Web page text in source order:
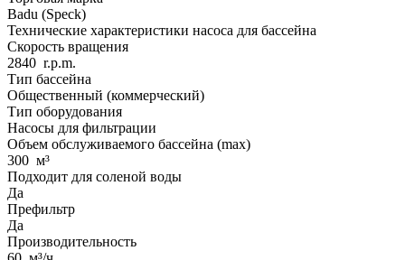
Badu (Speck)
Технические характеристики насоса для бассейна
Скорость вращения
2840 r.p.m.
Тип бассейна
Общественный (коммерческий)
Тип оборудования
Насосы для фильтрации
Объем обслуживаемого бассейна (max)
300 м³
Подходит для соленой воды
Да
Префильтр
Да
Производительность